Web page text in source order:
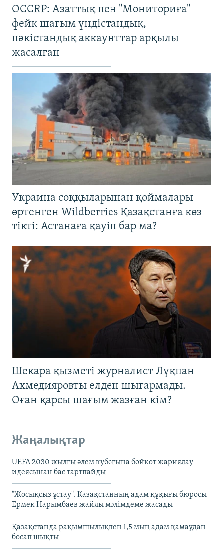
OCCRP: Азаттық пен "Мониториға"
фейк шағым үндістандық,
пәкістандық аккаунттар арқылы
жасалған
Украина соққыларынан қоймалары
өртенген Wildberries Қазақстанға көз
тікті: Астанаға қауіп бар ма?
Шекара қызметі журналист Лұқпан
Ахмедияровты елден шығармады.
Оған қарсы шағым жазған кім?
Жаңалықтар
UEFA 2030 жылғы әлем кубогына бойкот жариялау
идеясынан бас тартпайды
"Жосықсыз ұстау". Қазақстанның адам құқығы бюросы
Ермек Нарымбаев жайлы мәлімдеме жасады
Қазақстанда рақымшылықпен 1,5 мың адам қамаудан
босап шықты